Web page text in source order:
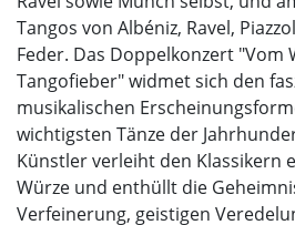
Tangos von Albéniz, Ravel,
Feder. Das Doppelkonzert "Vom
Tangofieber" widmet sich den
musikalischen
wichtigsten Tänze der
Künstler verleiht den Klassikern
Würze und enthüllt die
Verfeinerung, geistigen